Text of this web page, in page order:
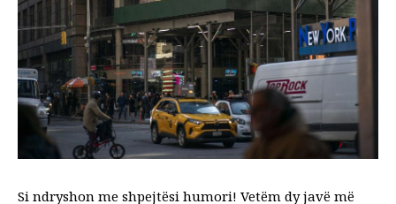
Si ndryshon me shpejtësi humori! Vetëm dy javë më